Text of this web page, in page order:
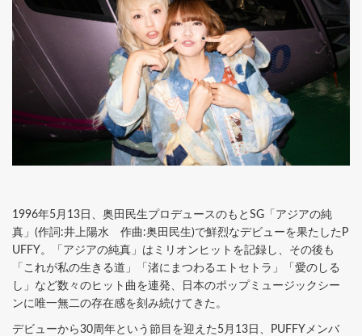
1996年5月13日、奥田民生プロデュースのもとSG「アジアの純
真」(作詞:井上陽水 作曲:奥田民生)で鮮烈なデビューを果たしたP
UFFY。「アジアの純真」はミリオンヒットを記録し、その後も
「これが私の生きる道」「渚にまつわるエトセトラ」「愛のしる
し」など数々のヒット曲を連発、日本のポップミュージックシー
ンに唯一無二の存在感を刻み続けてきた。
デビューから30周年という節目を迎えた5月13日、PUFFYメンバ